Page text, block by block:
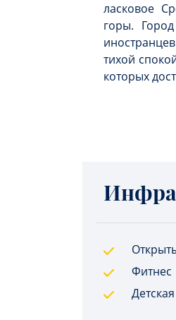
ласковое
горы.
тихой
которых
Фитнес